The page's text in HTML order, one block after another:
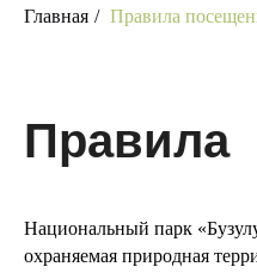
Главная / Правила
Правила
Национальный парк
охраняемая природная